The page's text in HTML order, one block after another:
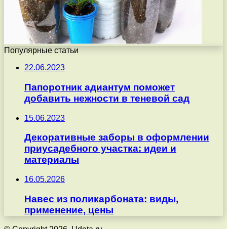
Популярные статьи
22.06.2023
Папоротник адиантум поможет
добавить нежности в теневой сад
15.06.2023
Декоративные заборы в оформлении
приусадебного участка: идеи и
материалы
16.05.2026
Навес из поликарбоната: виды,
применение, цены